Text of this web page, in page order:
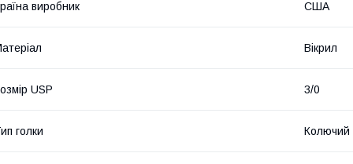
виробник США
Вікрил
USP 3/0
голки Колючий